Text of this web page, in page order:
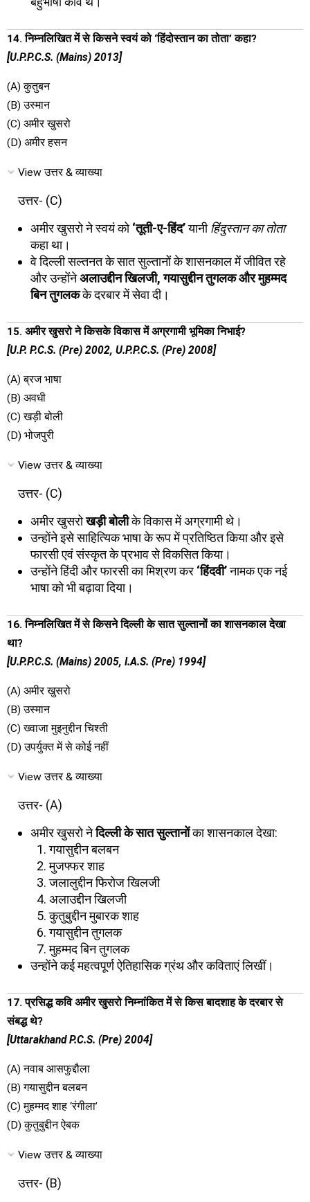
14. निम्नलिखित में से किसने स्वयं को ‘हिंदोस्तान का तोता’ कहा?
[U.P.P.C.S. (Mains) 2013]
(A) कुतुबन
(B) उस्मान
(C) अमीर खुसरो
(D) अमीर हसन
View उत्तर & व्याख्या
उत्तर- (C)
अमीर खुसरो ने स्वयं को‘तूती-ए-हिंद’यानीहिंदुस्तान का तोता
कहा था।
वे दिल्ली सल्तनत के सात सुल्तानों के शासनकाल में जीवित रहे
और उन्होंनेअलाउद्दीन खिलजी, गयासुद्दीन तुगलक और मुहम्मद
बिन तुगलकके दरबार में सेवा दी।
15. अमीर खुसरो ने किसके विकास में अग्रगामी भूमिका निभाई?
[U.P. P.C.S. (Pre) 2002, U.P.P.C.S. (Pre) 2008]
(A) ब्रज भाषा
(B) अवधी
(C) खड़ी बोली
(D) भोजपुरी
View उत्तर & व्याख्या
उत्तर- (C)
अमीर खुसरोखड़ी बोलीके विकास में अग्रगामी थे।
उन्होंने इसे साहित्यिक भाषा के रूप में प्रतिष्ठित किया और इसे
फारसी एवं संस्कृत के प्रभाव से विकसित किया।
उन्होंने हिंदी और फारसी का मिश्रण कर ‘हिंदवी’नामक एक नई
भाषा को भी बढ़ावा दिया।
16. निम्नलिखित में से किसने दिल्ली के सात सुल्तानों का शासनकाल देखा
था?
[U.P.P.C.S. (Mains) 2005, I.A.S. (Pre) 1994]
(A) अमीर खुसरो
(B) उस्मान
(C) ख्वाजा मुइनुद्दीन चिश्ती
(D) उपर्युक्त में से कोई नहीं
View उत्तर & व्याख्या
उत्तर- (A)
अमीर खुसरो नेदिल्ली के सात सुल्तानोंका शासनकाल देखा:
गयासुद्दीन बलबन
मुजफ्फर शाह
जलालुद्दीन फिरोज खिलजी
अलाउद्दीन खिलजी
कुतुबुद्दीन मुबारक शाह
गयासुद्दीन तुगलक
मुहम्मद बिन तुगलक
उन्होंने कई महत्वपूर्ण ऐतिहासिक ग्रंथ और कविताएं लिखीं।
17. प्रसिद्ध कवि अमीर खुसरो निम्नांकित में से किस बादशाह के दरबार से
संबद्ध थे?
[Uttarakhand P.C.S. (Pre) 2004]
(A) नवाब आसफुद्दौला
(B) गयासुद्दीन बलबन
(C) मुहम्मद शाह ‘रंगीला’
(D) कुतुबुद्दीन ऐबक
View उत्तर & व्याख्या
उत्तर- (B)